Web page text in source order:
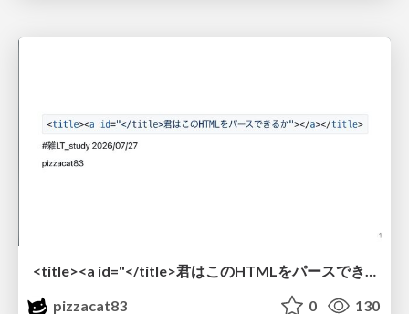
<title><a id="</title>君はこのHTMLをパースできるか"></a></title> #雑LT_study
pizzacat83
0 130